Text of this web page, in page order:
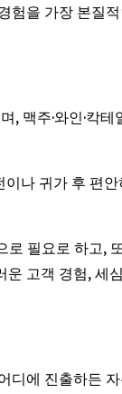
을 가장 본질
맥주·와인·칵테
나 귀가 후 편
필요로 하고,
고객 경험, 세
에 진출하든